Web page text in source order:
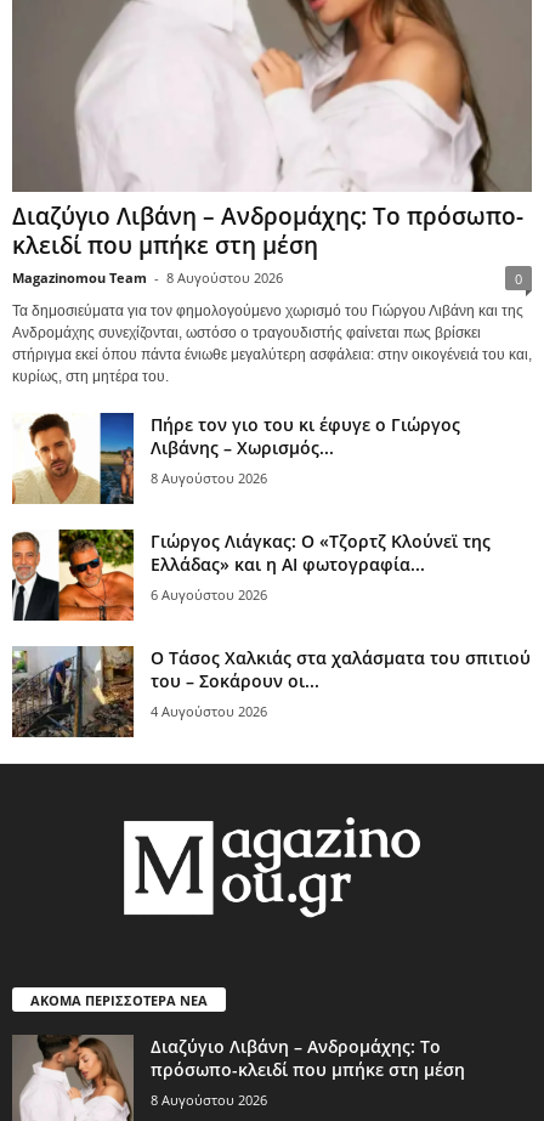
Διαζύγιο Λιβάνη – Ανδρομάχης: Το πρόσωπο-
κλειδί που μπήκε στη μέση
Magazinomou Team - 8 Αυγούστου 2026 0
Τα δημοσιεύματα για τον φημολογούμενο χωρισμό του Γιώργου Λιβάνη και της
Ανδρομάχης συνεχίζονται, ωστόσο ο τραγουδιστής φαίνεται πως βρίσκει
στήριγμα εκεί όπου πάντα ένιωθε μεγαλύτερη ασφάλεια: στην οικογένειά του και,
κυρίως, στη μητέρα του.
Πήρε τον γιο του κι έφυγε ο Γιώργος
Λιβάνης – Χωρισμός...
8 Αυγούστου 2026
Γιώργος Λιάγκας: Ο «Τζορτζ Κλούνεϊ της
Ελλάδας» και η AI φωτογραφία...
6 Αυγούστου 2026
Ο Τάσος Χαλκιάς στα χαλάσματα του σπιτιού
του – Σοκάρουν οι...
4 Αυγούστου 2026
ΑΚΟΜΑ ΠΕΡΙΣΣΟΤΕΡΑ ΝΕΑ
Διαζύγιο Λιβάνη – Ανδρομάχης: Το
πρόσωπο-κλειδί που μπήκε στη μέση
8 Αυγούστου 2026